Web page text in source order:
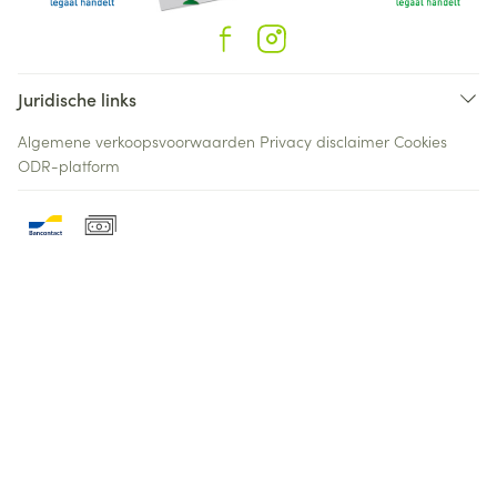
Juridische links
Algemene verkoopsvoorwaarden Privacy disclaimer Cookies
ODR-platform